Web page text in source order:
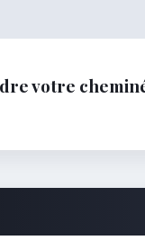
votre